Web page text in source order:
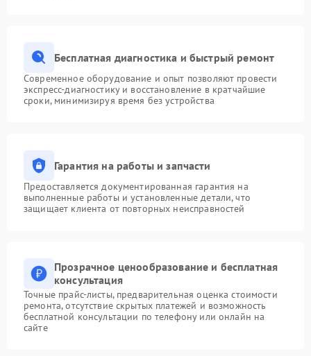
Бесплатная диагностика и быстрый ремонт
Современное оборудование и опыт позволяют провести
экспресс-диагностику и восстановление в кратчайшие
сроки, минимизируя время без устройства
Гарантия на работы и запчасти
Предоставляется документированная гарантия на
выполненные работы и установленные детали, что
защищает клиента от повторных неисправностей
Прозрачное ценообразование и бесплатная
консультация
Точные прайс-листы, предварительная оценка стоимости
ремонта, отсутствие скрытых платежей и возможность
бесплатной консультации по телефону или онлайн на
сайте